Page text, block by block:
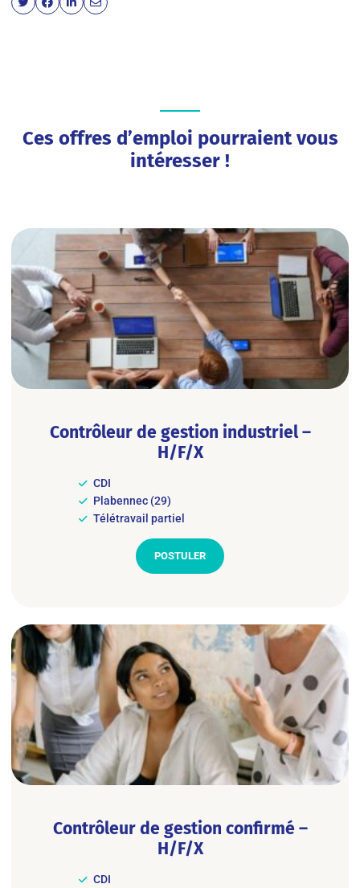
Ces offres d’emploi pourraient vous
intéresser !
Contrôleur de gestion industriel –
H/F/X
CDI
Plabennec (29)
Télétravail partiel
POSTULER
Contrôleur de gestion confirmé –
H/F/X
CDI